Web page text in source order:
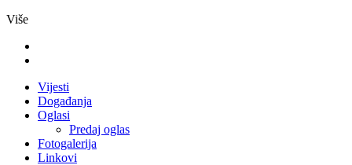
Više
Vijesti
Događanja
Oglasi
Predaj oglas
Fotogalerija
Linkovi